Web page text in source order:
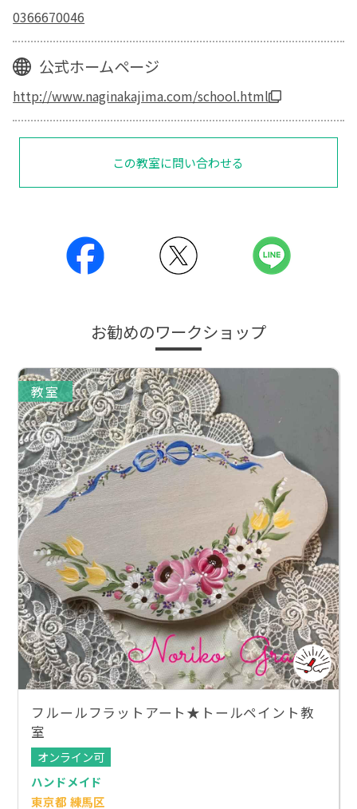
0366670046
公式ホームページ
http://www.naginakajima.com/school.html
この教室に問い合わせる
お勧めのワークショップ
教室
フルールフラットアート★トールペイント教
室
オンライン可
ハンドメイド
東京都 練馬区